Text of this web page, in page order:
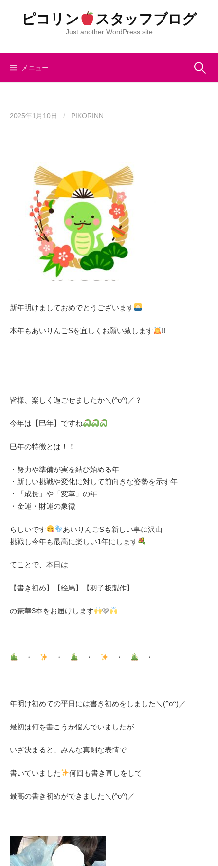
ツ
ピコリン スタッフブログ
Just another WordPress site
メニュー 検
2025年1月10日 / PIKORINN
新年明けましておめでとうございます
本年もあいりんごSを宜しくお願い致します !!
皆様、楽しく過ごせましたか＼(^o^)／？
今年は【巳年】ですね
巳年の特徴とは！！
・努力や準備が実を結び始める年
・新しい挑戦や変化に対して前向きな姿勢を示す年
・「成長」や「変革」の年
・金運・財運の象徴
らしいです
あいりんごSも新しい事に沢山
挑戦し今年も最高に楽しい1年にします
てことで、本日は
【書き初め】【絵馬】【羽子板製作】
の豪華3本をお届けします 🩷
・ ・ ・ ・ ・
年明け初めての平日には書き初めをしました＼(^o^)／
最初は何を書こうか悩んでいましたが
いざ決まると、みんな真剣な表情で
書いていました 何回も書き直しをして
最高の書き初めができました＼(^o^)／